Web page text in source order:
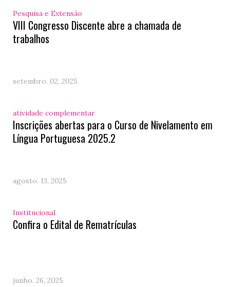
Pesquisa e Extensão
VIII Congresso Discente abre a chamada de
trabalhos
setembro. 02, 2025
atividade complementar
Inscrições abertas para o Curso de Nivelamento em
Língua Portuguesa 2025.2
agosto. 13, 2025
Institucional
Confira o Edital de Rematrículas
junho. 26, 2025